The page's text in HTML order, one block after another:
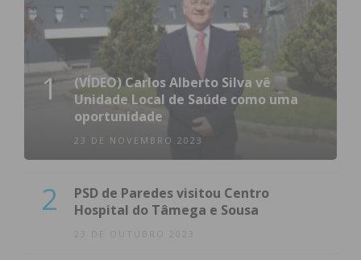
1
(VÍDEO) Carlos Alberto Silva vê
Unidade Local de Saúde como uma
oportunidade
23 DE NOVEMBRO 2023
2
PSD de Paredes visitou Centro
Hospital do Tâmega e Sousa
23 DE OUTUBRO 2023